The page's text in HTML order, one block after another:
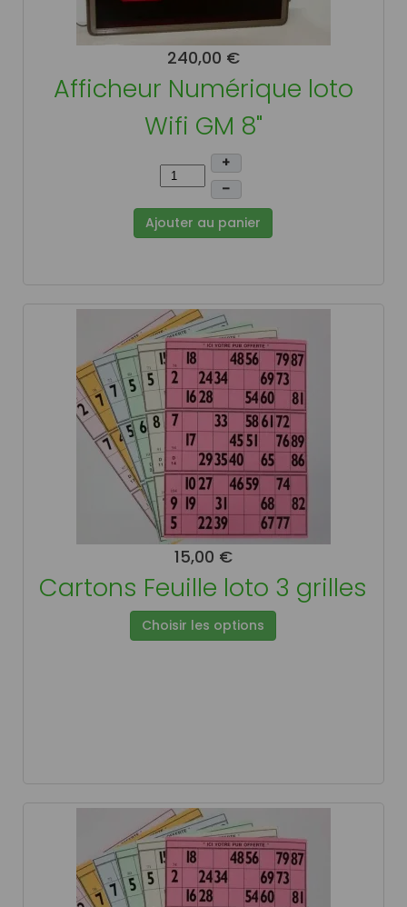
240,00 €
Afficheur Numérique loto
Wifi GM 8"
+
–
Ajouter au panier
15,00 €
Cartons Feuille loto 3 grilles
Choisir les options